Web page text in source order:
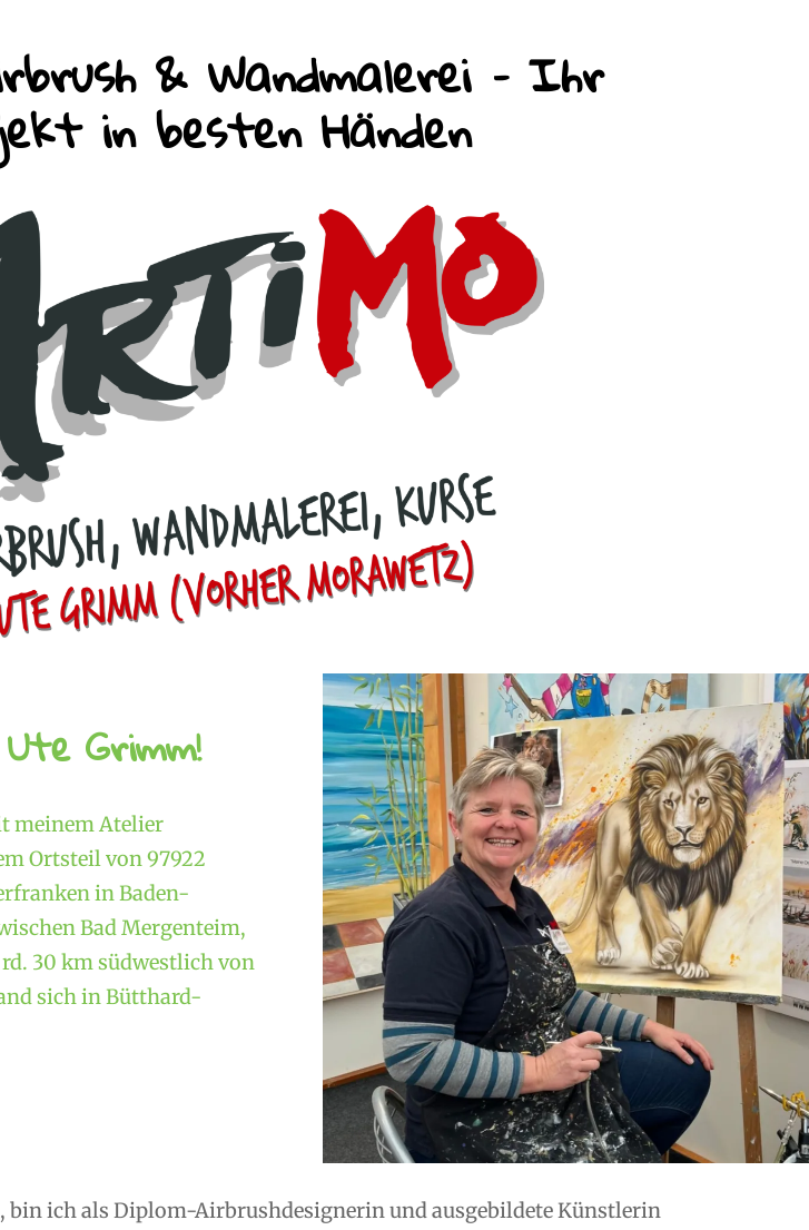
& Wandmalerei – Ihr
in besten Händen
Grimm!
meinem Atelier
Ortsteil von 97922
in Baden-
Bad Mergenteim,
30 km südwestlich von
sich in Bütthard-
bin ich als Diplom-Airbrushdesignerin und ausgebildete Künstlerin